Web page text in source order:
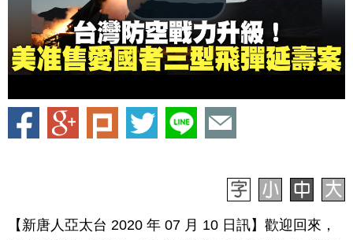
【新唐人亞太台 2020 年 07 月 10 日訊】歡迎回來，